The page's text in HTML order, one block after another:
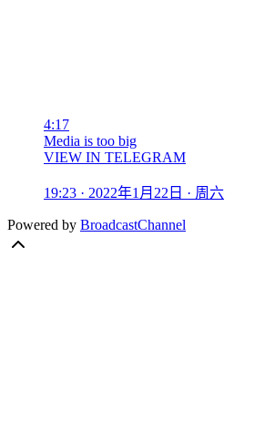
4:17
Media is too big
VIEW IN TELEGRAM
19:23 · 2022年1月22日 · 周六
Powered by BroadcastChannel